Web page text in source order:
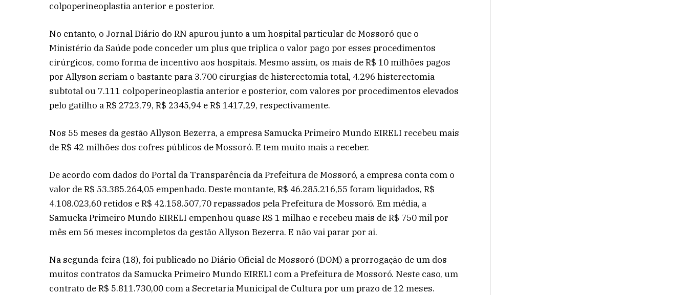
colpoperineoplastia anterior e posterior.
No entanto, o Jornal Diário do RN apurou junto a um hospital particular de Mossoró que o
Ministério da Saúde pode conceder um plus que triplica o valor pago por esses procedimentos
cirúrgicos, como forma de incentivo aos hospitais. Mesmo assim, os mais de R$ 10 milhões pagos
por Allyson seriam o bastante para 3.700 cirurgias de histerectomia total, 4.296 histerectomia
subtotal ou 7.111 colpoperineoplastia anterior e posterior, com valores por procedimentos elevados
pelo gatilho a R$ 2723,79, R$ 2345,94 e R$ 1417,29, respectivamente.
Nos 55 meses da gestão Allyson Bezerra, a empresa Samucka Primeiro Mundo EIRELI recebeu mais
de R$ 42 milhões dos cofres públicos de Mossoró. E tem muito mais a receber.
De acordo com dados do Portal da Transparência da Prefeitura de Mossoró, a empresa conta com o
valor de R$ 53.385.264,05 empenhado. Deste montante, R$ 46.285.216,55 foram liquidados, R$
4.108.023,60 retidos e R$ 42.158.507,70 repassados pela Prefeitura de Mossoró. Em média, a
Samucka Primeiro Mundo EIRELI empenhou quase R$ 1 milhão e recebeu mais de R$ 750 mil por
mês em 56 meses incompletos da gestão Allyson Bezerra. E não vai parar por ai.
Na segunda-feira (18), foi publicado no Diário Oficial de Mossoró (DOM) a prorrogação de um dos
muitos contratos da Samucka Primeiro Mundo EIRELI com a Prefeitura de Mossoró. Neste caso, um
contrato de R$ 5.811.730,00 com a Secretaria Municipal de Cultura por um prazo de 12 meses.